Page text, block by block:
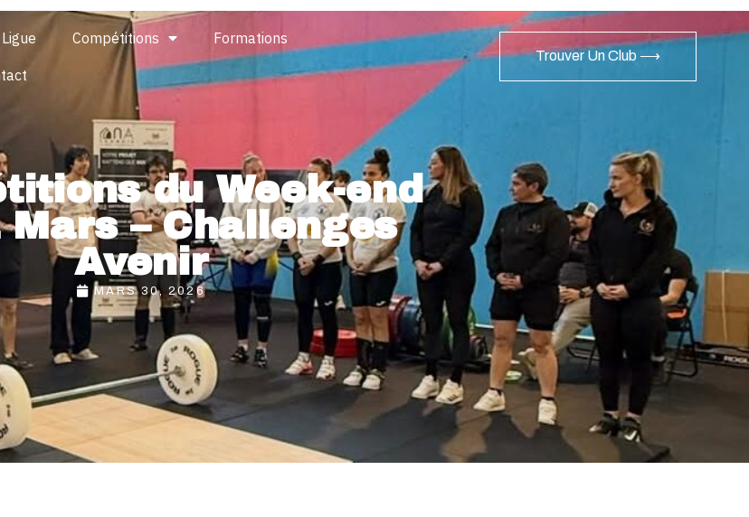
Ligue Compétitions Formations
Trouver Un Club ⟶
du Week-end
Mars – Challenges
Avenir
MARS 30, 2026